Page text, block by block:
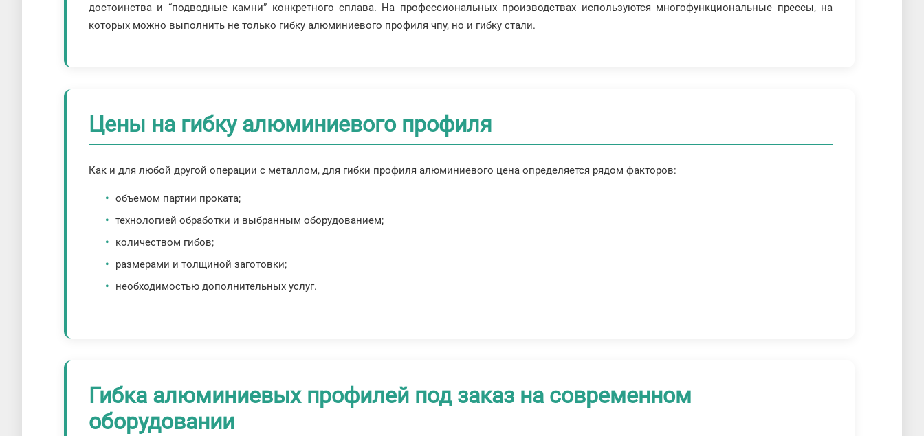
достоинства и “подводные камни” конкретного сплава. На профессиональных производствах используются многофункциональные прессы, на
которых можно выполнить не только гибку алюминиевого профиля чпу, но и гибку стали.
Цены на гибку алюминиевого профиля
Как и для любой другой операции с металлом, для гибки профиля алюминиевого цена определяется рядом факторов:
объемом партии проката;
технологией обработки и выбранным оборудованием;
количеством гибов;
размерами и толщиной заготовки;
необходимостью дополнительных услуг.
Гибка алюминиевых профилей под заказ на современном
оборудовании